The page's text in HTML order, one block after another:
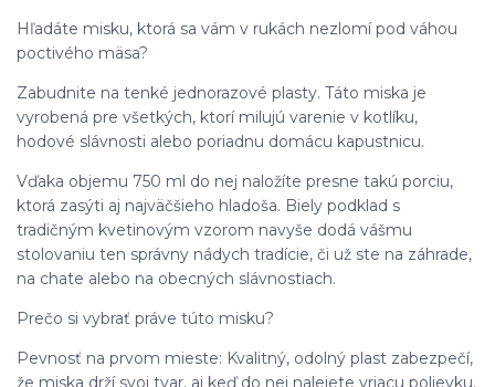
Hľadáte misku, ktorá sa vám v rukách nezlomí pod váhou
poctivého mäsa?
Zabudnite na tenké jednorazové plasty. Táto miska je
vyrobená pre všetkých, ktorí milujú varenie v kotlíku,
hodové slávnosti alebo poriadnu domácu kapustnicu.
Vďaka objemu 750 ml do nej naložíte presne takú porciu,
ktorá zasýti aj najväčšieho hladoša. Biely podklad s
tradičným kvetinovým vzorom navyše dodá vášmu
stolovaniu ten správny nádych tradície, či už ste na záhrade,
na chate alebo na obecných slávnostiach.
Prečo si vybrať práve túto misku?
Pevnosť na prvom mieste: Kvalitný, odolný plast zabezpečí,
že miska drží svoj tvar, aj keď do nej nalejete vriacu polievku.